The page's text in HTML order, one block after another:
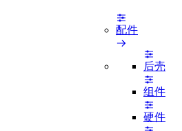
配件
后壳
组件
硬件